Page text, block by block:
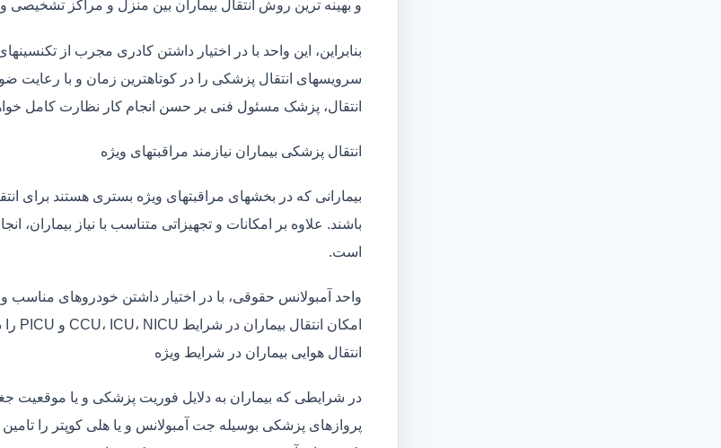
و بهینه ترین روش انتقال بیماران بین منزل و مراکز
بنابراین، این واحد با در اختیار داشتن کادری مجرب از
سرویسهای انتقال پزشکی را در کوتاهترین زمان و با رعایت
انتقال، پزشک مسئول فنی بر حسن انجام کار نظارت کامل
انتقال پزشکی بیماران نیازمند مراقبتهای ویژه
بیمارانی که در بخشهای مراقبتهای ویژه بستری هستند برای
باشند. علاوه بر امکانات و تجهیزاتی متناسب با نیاز
است.
واحد آمبولانس حقوقی، با در اختیار داشتن خودروهای مناسب
امکان انتقال بیماران در شرایط CCU، ICU، NICU و PICU را دارد.
انتقال هوایی بیماران در شرایط ویژه
در شرایطی که بیماران به دلایل فوریت پزشکی و یا موقعیت
پروازهای پزشکی بوسیله جت آمبولانس و یا هلی کوپتر را